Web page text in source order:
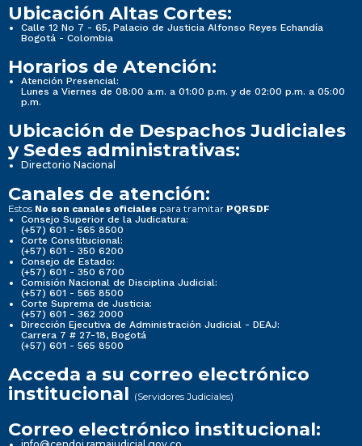
Ubicación Altas Cortes:
Calle 12 No 7 - 65, Palacio de Justicia Alfonso Reyes Echandía
Bogotá - Colombia
Horarios de Atención:
Atención Presencial:
Lunes a Viernes de 08:00 a.m. a 01:00 p.m. y de 02:00 p.m. a 05:00
p.m.
Ubicación de Despachos Judiciales
y Sedes administrativas:
Directorio Nacional
Canales de atención:
Estos No son canales oficiales para tramitar PQRSDF
Consejo Superior de la Judicatura:
(+57) 601 - 565 8500
Corte Constitucional:
(+57) 601 - 350 6200
Consejo de Estado:
(+57) 601 - 350 6700
Comisión Nacional de Disciplina Judicial:
(+57) 601 - 565 8500
Corte Suprema de Justicia:
(+57) 601 - 362 2000
Dirección Ejecutiva de Administración Judicial - DEAJ:
Carrera 7 # 27-18, Bogotá
(+57) 601 - 565 8500
Acceda a su correo electrónico
institucional (Servidores Judiciales)
Correo electrónico institucional: